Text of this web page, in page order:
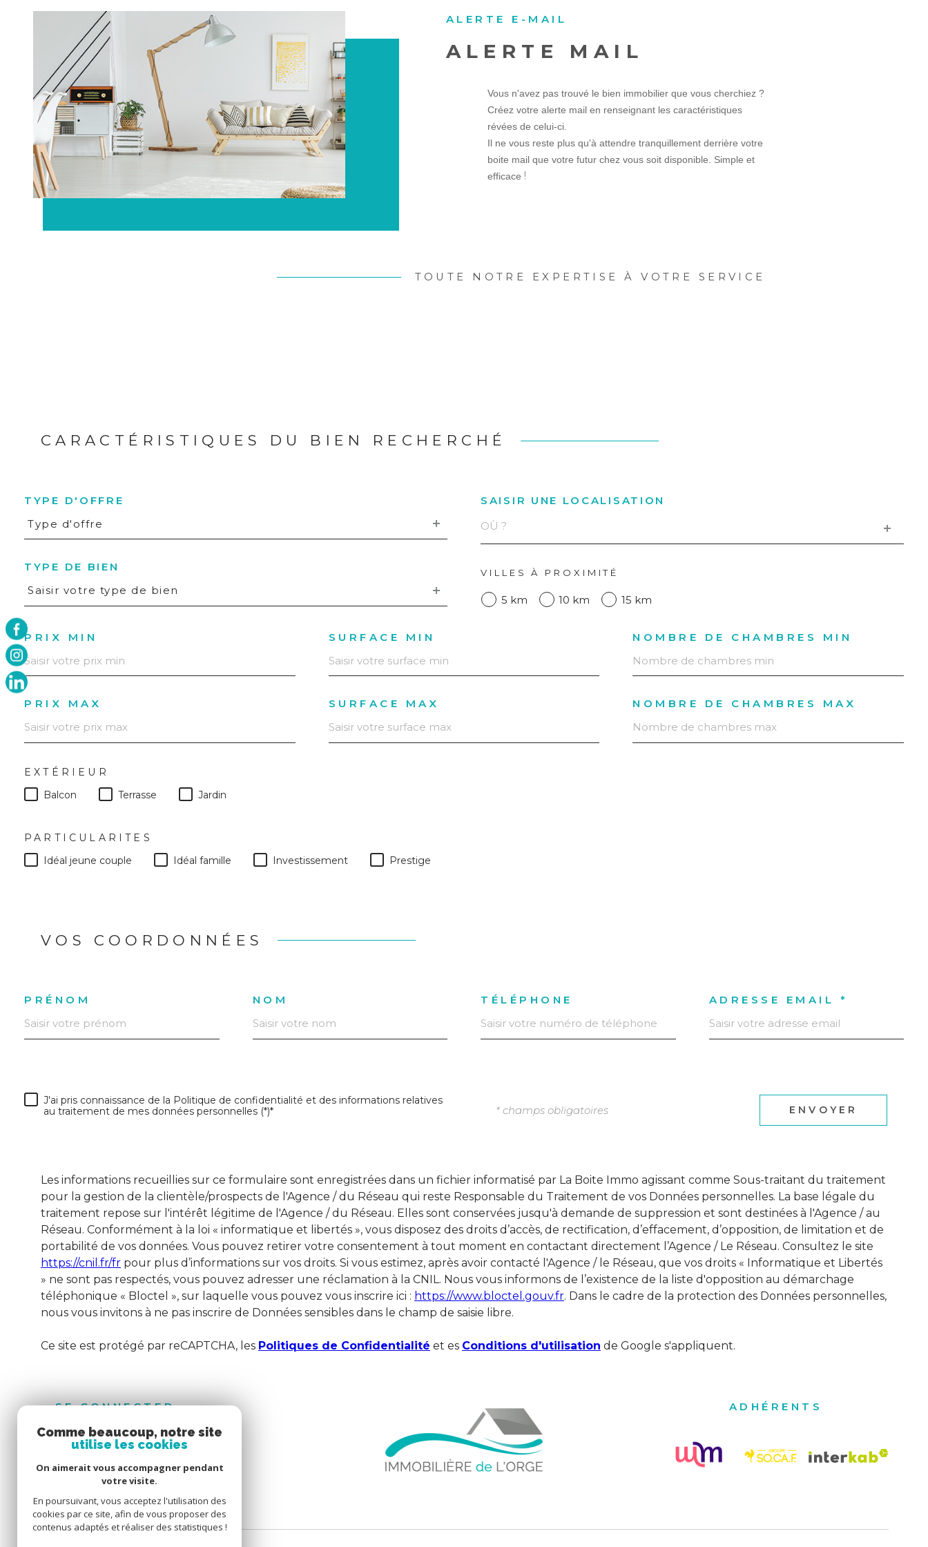
ALERTE E-MAIL
ALERTE MAIL
Vous n'avez pas trouvé le bien immobilier que vous cherchiez ?
Créez votre alerte mail en renseignant les caractéristiques
révées de celui-ci.
Il ne vous reste plus qu'à attendre tranquillement derrière votre
boite mail que votre futur chez vous soit disponible. Simple et
efficace !
TOUTE NOTRE EXPERTISE À VOTRE SERVICE
CARACTÉRISTIQUES DU BIEN RECHERCHÉ
TYPE D'OFFRE
Type d'offre
TYPE DE BIEN
Saisir votre type de bien
SAISIR UNE LOCALISATION
VILLES À PROXIMITÉ
5 km 10 km 15 km
PRIX MIN
PRIX MAX
SURFACE MIN
SURFACE MAX
NOMBRE DE CHAMBRES MIN
NOMBRE DE CHAMBRES MAX
EXTÉRIEUR
Balcon
Terrasse Jardin
PARTICULARITES
Idéal jeune couple
Idéal famille Investissement Prestige
VOS COORDONNÉES
PRÉNOM NOM TÉLÉPHONE ADRESSE EMAIL *
J'ai pris connaissance de la Politique de confidentialité et des informations relatives
au traitement de mes données personnelles (*)*
* champs obligatoires ENVOYER
Les informations recueillies sur ce formulaire sont enregistrées dans un fichier informatisé par La Boite Immo agissant comme Sous-traitant du traitement
pour la gestion de la clientèle/prospects de l'Agence / du Réseau qui reste Responsable du Traitement de vos Données personnelles. La base légale du
traitement repose sur l'intérêt légitime de l'Agence / du Réseau. Elles sont conservées jusqu'à demande de suppression et sont destinées à l'Agence / au
Réseau. Conformément à la loi « informatique et libertés », vous disposez des droits d’accès, de rectification, d’effacement, d’opposition, de limitation et de
portabilité de vos données. Vous pouvez retirer votre consentement à tout moment en contactant directement l’Agence / Le Réseau. Consultez le site
https://cnil.fr/fr pour plus d’informations sur vos droits. Si vous estimez, après avoir contacté l'Agence / le Réseau, que vos droits « Informatique et Libertés
» ne sont pas respectés, vous pouvez adresser une réclamation à la CNIL. Nous vous informons de l’existence de la liste d'opposition au démarchage
téléphonique « Bloctel », sur laquelle vous pouvez vous inscrire ici : https://www.bloctel.gouv.fr. Dans le cadre de la protection des Données personnelles,
nous vous invitons à ne pas inscrire de Données sensibles dans le champ de saisie libre.
Ce site est protégé par reCAPTCHA, les Politiques de Confidentialité et es Conditions d'utilisation de Google s'appliquent.
SE CONNECTER
ESPACE PROPRIÉTAIRE
ADHÉRENTS
Comme beaucoup, notre site
utilise les cookies
On aimerait vous accompagner pendant
votre visite.
En poursuivant, vous acceptez l'utilisation des
cookies par ce site, afin de vous proposer des
contenus adaptés et réaliser des statistiques !